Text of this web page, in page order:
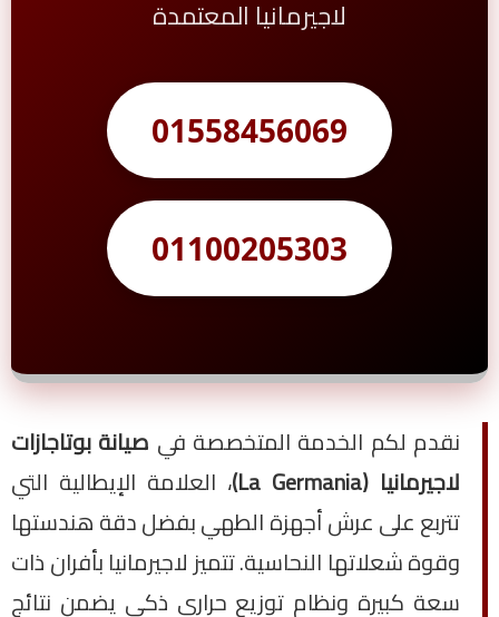
لاجيرمانيا المعتمدة
01558456069
01100205303
نقدم لكم الخدمة المتخصصة في صيانة بوتاجازات
لاجيرمانيا (La Germania)
، العلامة الإيطالية التي
تتربع على عرش أجهزة الطهي بفضل دقة هندستها
وقوة شعلاتها النحاسية. تتميز لاجيرمانيا بأفران ذات
سعة كبيرة ونظام توزيع حراري ذكي يضمن نتائج